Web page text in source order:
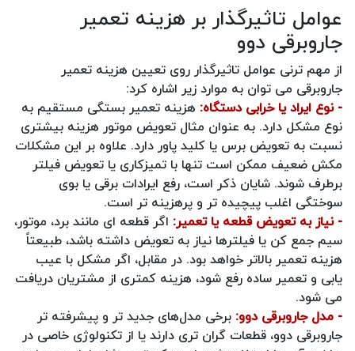
عوامل تاثیرگذار بر هزینه تعمیر
جاروبرقی دوو
از مهم ترنی عوامل تاثیرگذار روی تعیین هزینه تعمیر
جاروبرقی می توان به موارد زیر اشاره کرد:
- نوع ایراد یا خرابی دستگاه: هزینه تعمیر بستگی مستقیم به
نوع مشکل دارد. به عنوان مثال تعویض موتور هزینه بیشتری
نسبت به تعویض برس یا کلید پاور دارد. علاوه بر این مشکلات
مکش ضعیف ممکن است تنها با تمیزکاری یا تعویض فیلتر
برطرف شوند. شایان ذکر است، رفع ایرادات برقی یا بوی
سوختگی اغلب پیچیده‌ تر و پرهزینه تر است.
- نیاز به تعویض قطعه یا تعمیر: اگر قطعه‌ ای مانند برد، موتور،
سیم جمع‌ کن یا فیلترها نیاز به تعویض داشته باشد، طبیعتاً
هزینه تعمیر بالاتر خواهد بود. در مقابل، اگر مشکل با عیب‌
یابی و تعمیر ساده رفع شود، هزینه کمتری از مشتریان دریافت
می شود.
- مدل جاروبرقی دوو: برخی مدل‌های جدید تر و پیشرفته‌ تر
جاروبرقی دوو، قطعات گران‌ تری دارند یا از تکنولوژی خاصی در